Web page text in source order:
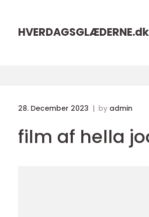
HVERDAGSGLÆDERNE.dk
28. December 2023 by admin
film af hella